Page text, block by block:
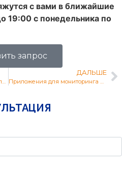
с вами в ближайшие
19:00 с понедельника по
запрос
ДАЛЬШЕ